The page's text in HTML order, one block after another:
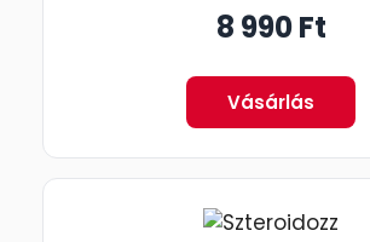
8 990 Ft
Vásárlás